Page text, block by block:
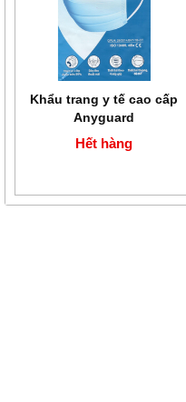
Khẩu trang y tế cao cấp
Anyguard
Hết hàng